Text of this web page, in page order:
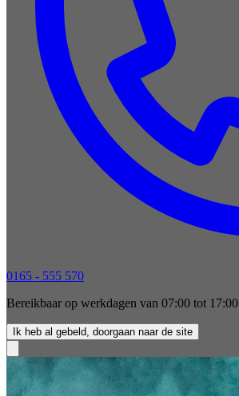
0165 - 555 570
Bereikbaar op werkdagen van 07:00 tot 17:00
Ik heb al gebeld, doorgaan naar de site